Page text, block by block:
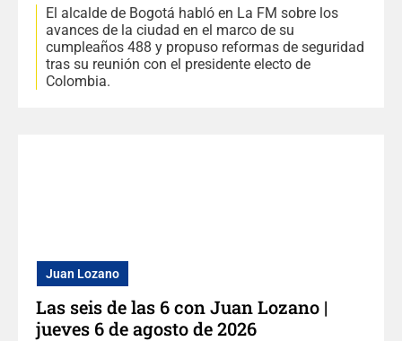
El alcalde de Bogotá habló en La FM sobre los
avances de la ciudad en el marco de su
cumpleaños 488 y propuso reformas de seguridad
tras su reunión con el presidente electo de
Colombia.
Juan Lozano
Las seis de las 6 con Juan Lozano |
jueves 6 de agosto de 2026